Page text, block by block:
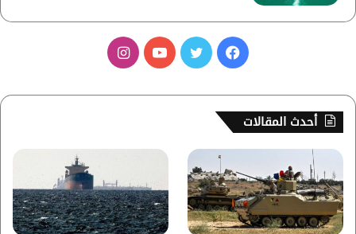
س
ب
و
ك
ر
ي
و
ب
ت
ق
ر
أحدث المقالات